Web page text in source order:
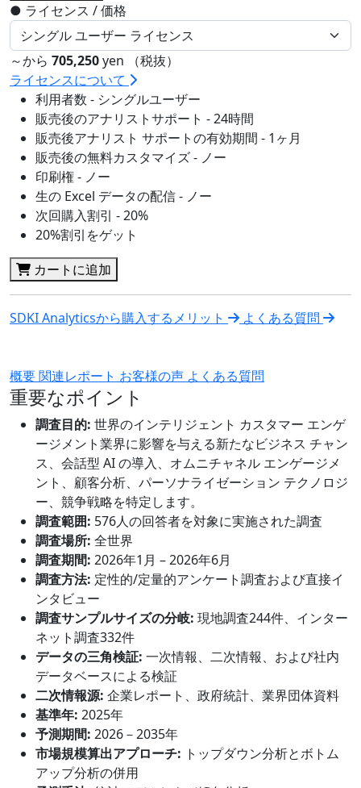
● ライセンス / 価格
～から 705,250yen （税抜）
ライセンスについて
利用者数 - シングルユーザー
販売後のアナリストサポート - 24時間
販売後アナリスト サポートの有効期間 - 1ヶ月
販売後の無料カスタマイズ - ノー
印刷権 - ノー
生の Excel データの配信 - ノー
次回購入割引 - 20%
20%割引をゲット
カートに追加
SDKI Analyticsから購入するメリット よくある質問
概要関連レポート お客様の声 よくある質問
重要なポイント
調査目的: 世界のインテリジェント カスタマー エンゲ
ージメント業界に影響を与える新たなビジネス チャン
ス、会話型 AI の導入、オムニチャネル エンゲージメ
ント、顧客分析、パーソナライゼーション テクノロジ
ー、競争戦略を特定します。
調査範囲: 576人の回答者を対象に実施された調査
調査場所: 全世界
調査期間: 2026年1月 – 2026年6月
調査方法: 定性的/定量的アンケート調査および直接イ
ンタビュー
調査サンプルサイズの分岐: 現地調査244件、インター
ネット調査332件
データの三角検証: 一次情報、二次情報、および社内
データベースによる検証
二次情報源: 企業レポート、政府統計、業界団体資料
基準年: 2025年
予測期間: 2026－2035年
市場規模算出アプローチ: トップダウン分析とボトム
アップ分析の併用